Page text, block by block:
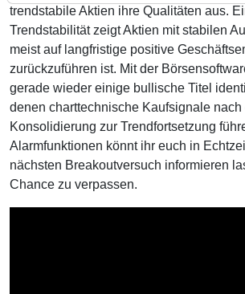
trendstabile Aktien ihre Qualitäten aus.
Trendstabilität zeigt Aktien mit stabilen
meist auf langfristige positive
zurückzuführen ist. Mit der
gerade wieder einige bullische Titel
denen charttechnische Kaufsignale nach
Konsolidierung zur Trendfortsetzung
Alarmfunktionen könnt ihr euch in
nächsten Breakoutversuch informieren
Chance zu verpassen.